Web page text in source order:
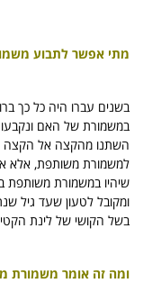
מתי אפשר לתבוע
במשמורת של האם ונקבעו
למשמורת משותפת, אלא
שיהיו במשמורת משותפת
ומקובל לטעון שעד גיל
בשל הקושי של לינת
ומה זה אומר משמורת